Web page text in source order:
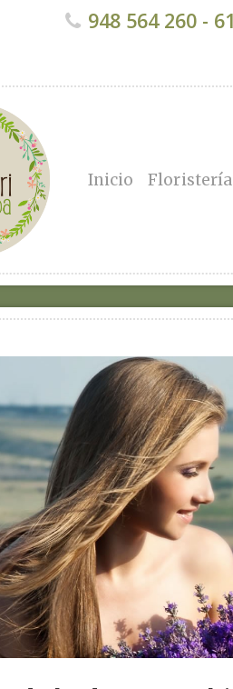
948 564 260 -
Inicio Floristería